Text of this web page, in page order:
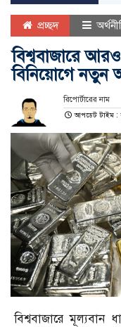
প্রচ্ছদ
বিশ্ববাজারে
বিনিয়োগে নতুন
রিপোর্টারের নাম
আপডেট টাইম :
বিশ্ববাজারে